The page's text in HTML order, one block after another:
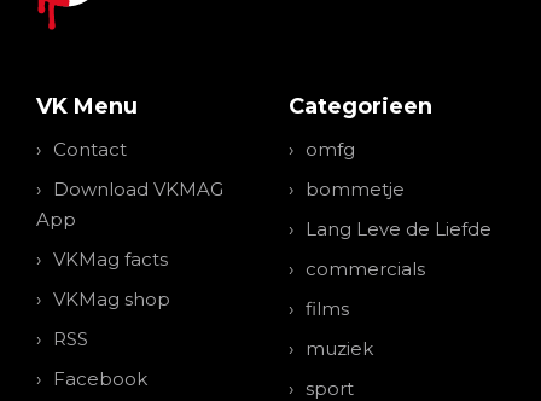
VK Menu
Contact
Download VKMAG
App
VKMag facts
VKMag shop
RSS
Facebook
Categorieen
omfg
bommetje
Lang Leve de Liefde
commercials
films
muziek
sport